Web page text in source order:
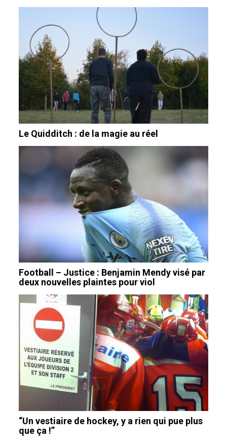
Le Quidditch : de la magie au réel
Football – Justice : Benjamin Mendy visé par
deux nouvelles plaintes pour viol
“Un vestiaire de hockey, y a rien qui pue plus
que ça !”